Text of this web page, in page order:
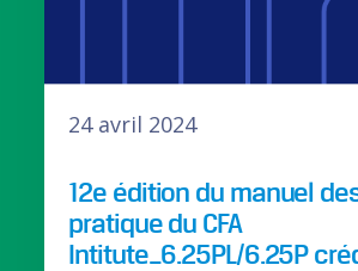
24 avril 2024
12e édition du manuel
pratique du CFA
Intitute_6.25PL/6.25P